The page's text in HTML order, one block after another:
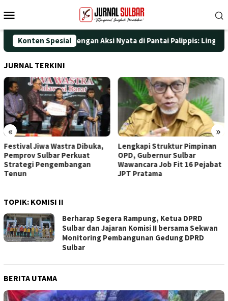
ke
Mobile
Konten Spesial
HUT ke-25 dengan Aksi Nyata di Pantai Palippis:
JURNAL TERKINI
« »
Festival Jiwa Wastra Dibuka,
Pemprov Sulbar Perkuat
Strategi Pengembangan
Tenun
Lengkapi Struktur Pimpinan
OPD, Gubernur Sulbar
Wawancara Job Fit 16 Pejabat
JPT Pratama
TOPIK: KOMISI II
Berharap Segera Rampung, Ketua DPRD
Sulbar dan Jajaran Komisi II bersama Sekwan
Monitoring Pembangunan Gedung DPRD
Sulbar
BERITA UTAMA